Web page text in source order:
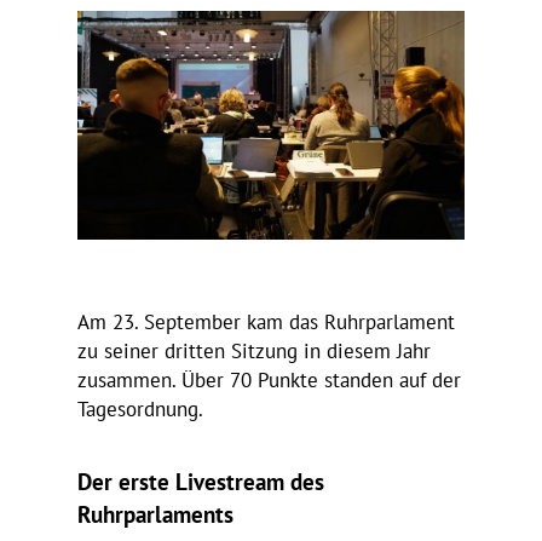
Am 23. September kam das Ruhr­par­la­ment
zu seiner dritten Sitzung in diesem Jahr
zusammen. Über 70 Punkte standen auf der
Tagesordnung.
Der erste Live­stream des
Ruhrparlaments